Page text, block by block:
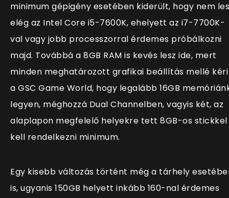
minimum gépigény esetében kiderült, hogy nem
elég az Intel Core i5-7600K, ehelyett az i7-7700K-
val vagy jobb processzorral érdemes próbálkozni
majd. Továbbá a 8GB RAM is kevés lesz ide, mert
minden meghatározott grafikai beállítás mellé kéri
a GSC Game World, hogy legalább 16GB
legyen, méghozzá Dual Channelben, vagyis két, az
alaplapon megfelelő helyekre tett 8GB-os stickkel
kell rendelkezni minimum.
Egy kisebb változás történt még a tárhely
is, ugyanis 150GB helyett inkább 160-nal érdemes